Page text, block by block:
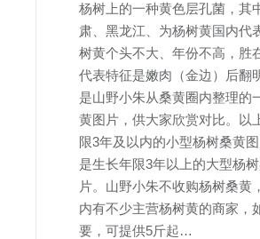
杨树上的一种黄色层孔菌，其
肃、黑龙江、为杨树黄国内代
树黄个头不大、年份不高，胜
代表特征是嫩肉（金边）后翻
是山野小朱从桑黄圈内整理的
黄图片，供大家欣赏对比。以
限3年及以内的小型杨树桑黄
是生长年限3年以上的大型杨
片。山野小朱不收购杨树桑黄
内有不少主营杨树黄的商家，
要，可提供5斤起…